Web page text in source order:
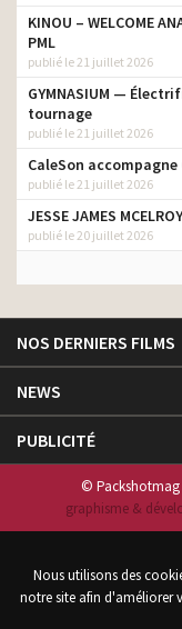
KINOU – WELCOME
PML
publié le 21 juillet 2026
GYMNASIUM —
tournage
publié le 21 juillet 2026
CaleSon
publié le 21 juillet 2026
JESSE JAMES
publié le 20 juillet 2026
NOS DERNIERS FILMS
NEWS
PUBLICITÉ
© Packshotmag
graphisme &
Nous utilisons des
notre site afin d'améliorer